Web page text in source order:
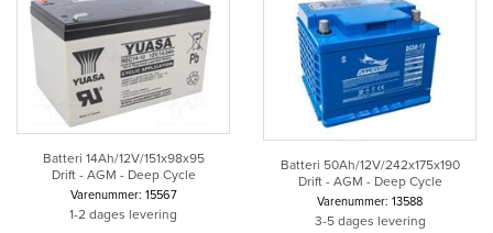
Batteri 14Ah/12V/151x98x95
Drift - AGM - Deep Cycle
Varenummer: 15567
1-2 dages levering
Batteri 50Ah/12V/242x175x190
Drift - AGM - Deep Cycle
Varenummer: 13588
3-5 dages levering